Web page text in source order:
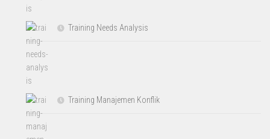
Training Needs Analysis
Training Manajemen Konflik